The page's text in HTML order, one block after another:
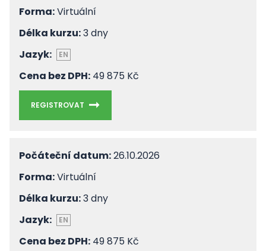
Forma:Virtuální
Délka kurzu:3 dny
Jazyk:
EN
Cena bez DPH: 49 875 Kč
REGISTROVAT
Počáteční datum:26.10.2026
Forma:Virtuální
Délka kurzu:3 dny
Jazyk:
EN
Cena bez DPH: 49 875 Kč